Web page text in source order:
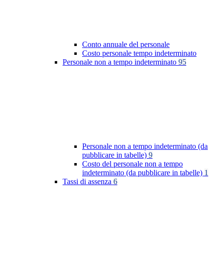
Conto annuale del personale
Costo personale tempo indeterminato
Personale non a tempo indeterminato 95
Personale non a tempo indeterminato (da
pubblicare in tabelle) 9
Costo del personale non a tempo
indeterminato (da pubblicare in tabelle) 1
Tassi di assenza 6